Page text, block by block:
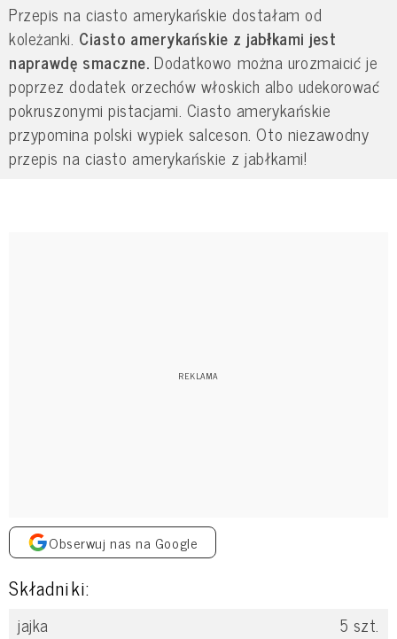
Przepis na ciasto amerykańskie dostałam od
koleżanki. Ciasto amerykańskie z jabłkami jest
naprawdę smaczne. Dodatkowo można urozmaicić je
poprzez dodatek orzechów włoskich albo udekorować
pokruszonymi pistacjami. Ciasto amerykańskie
przypomina polski wypiek salceson. Oto niezawodny
przepis na ciasto amerykańskie z jabłkami!
Obserwuj nas na Google
Składniki:
jajka 5 szt.